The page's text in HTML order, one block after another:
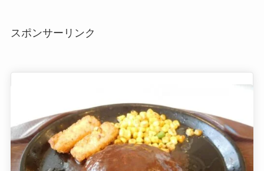
スポンサーリンク